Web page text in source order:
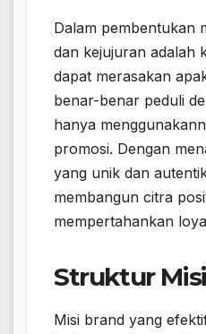
Dalam pembentukan
dan kejujuran adalah
dapat merasakan
benar-benar peduli
hanya
promosi. Dengan
yang unik dan
membangun citra
mempertahankan
Struktur
Misi brand yang